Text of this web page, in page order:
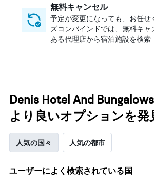
無料キャンセル
予定が変更になっても、お任せ
ズコンバインドでは、無料キ
ある代理店から宿泊施設を検索
Denis Hotel And
より良いオプションを発
人気の国々 人気の都市
ユーザーによく検索されている国